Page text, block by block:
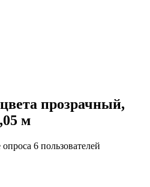
прозрачный,
м
опроса 6 пользователей